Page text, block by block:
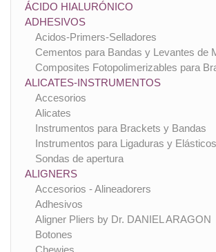
ÁCIDO HIALURÓNICO
ADHESIVOS
Acidos-Primers-Selladores
Cementos para Bandas y Levantes de
Composites Fotopolimerizables para
ALICATES-INSTRUMENTOS
Accesorios
Alicates
Instrumentos para Brackets y Bandas
Instrumentos para Ligaduras y Elásticos
Sondas de apertura
ALIGNERS
Accesorios - Alineadorers
Adhesivos
Aligner Pliers by Dr. DANIEL ARAGON
Botones
Chewies